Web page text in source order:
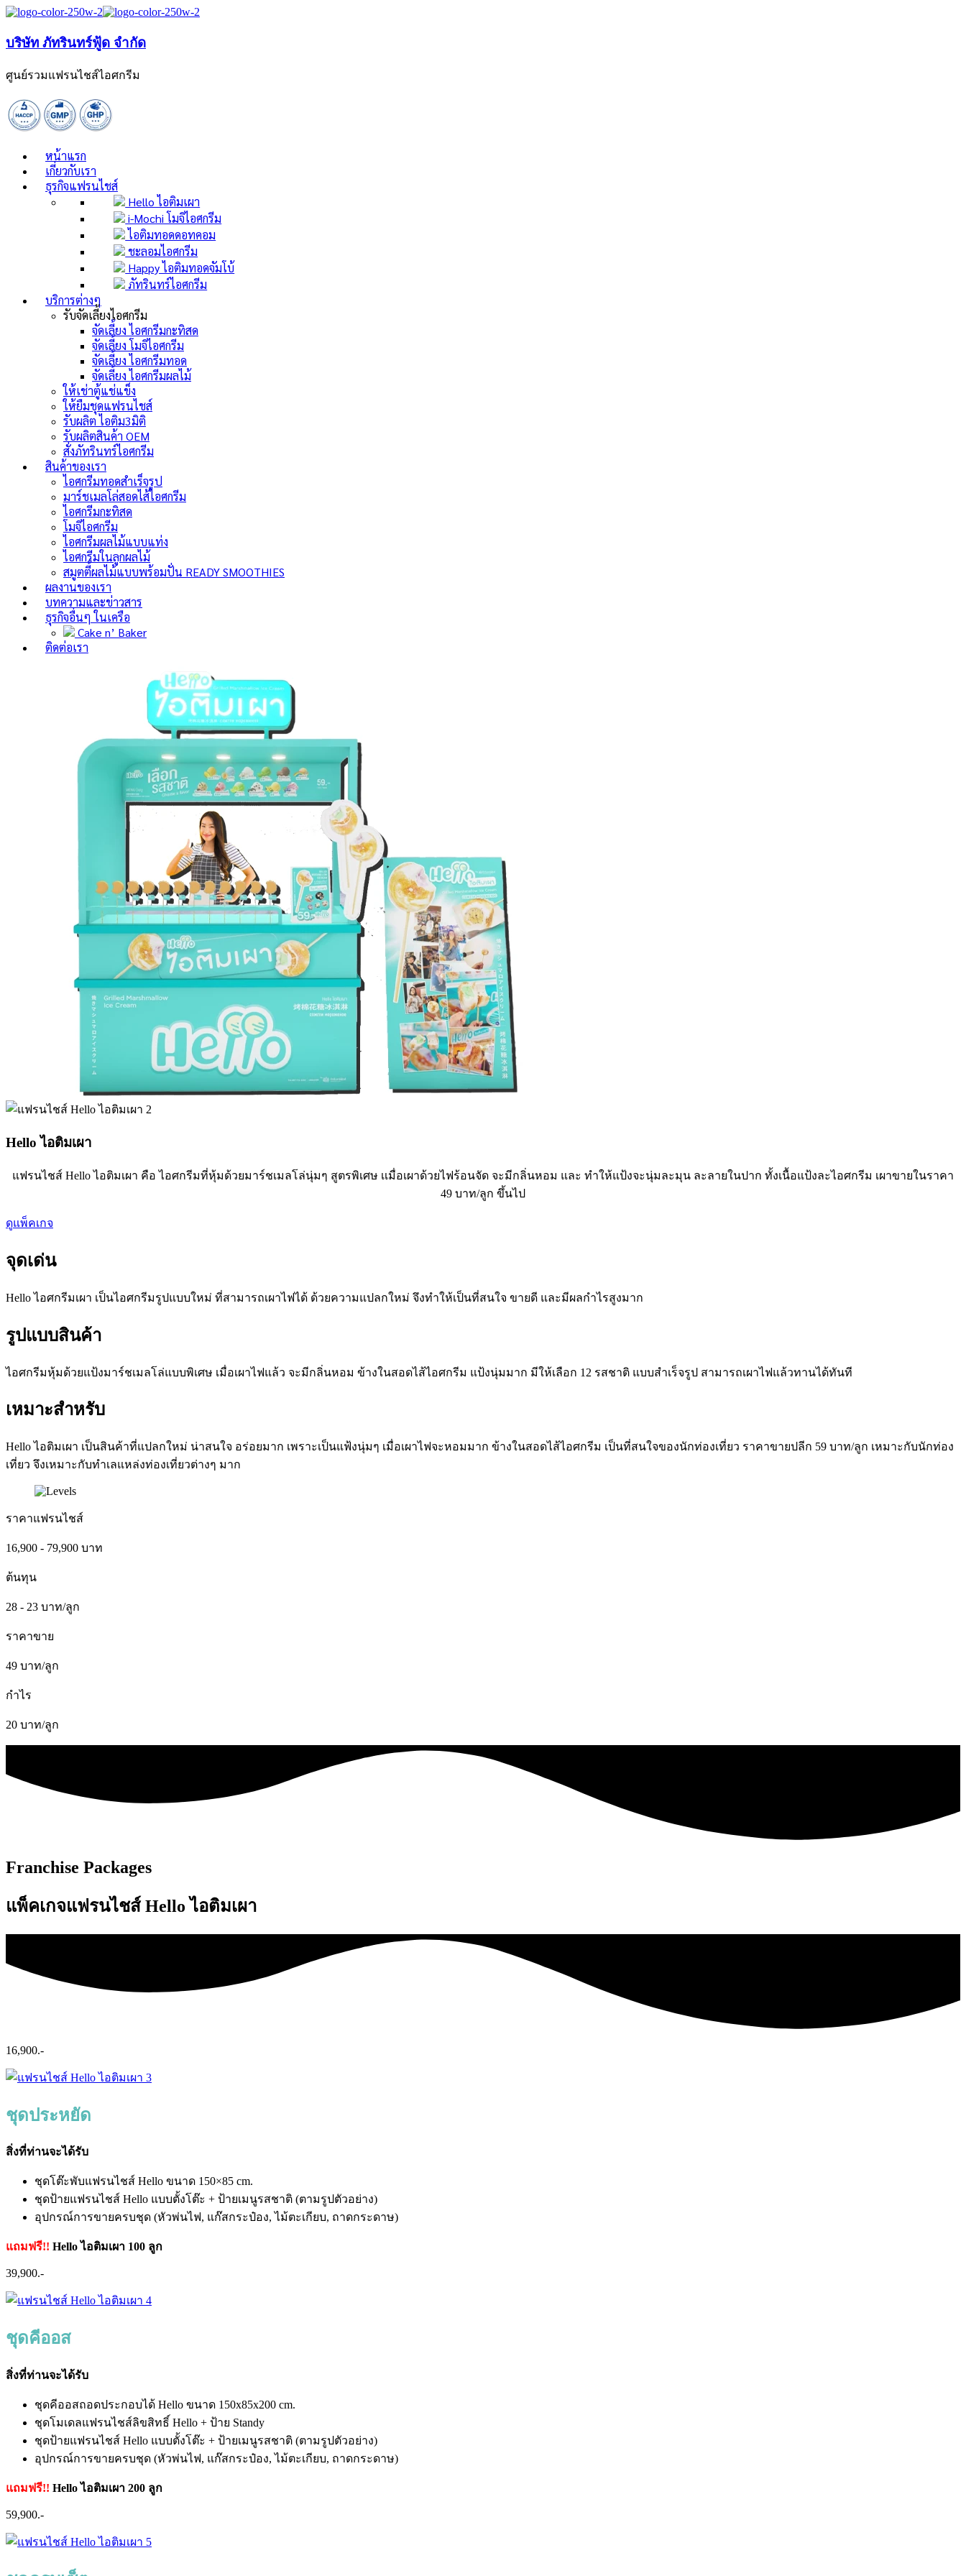
บริษัท ภัทรินทร์ฟู้ด จำกัด
ศูนย์รวมแฟรนไชส์ไอศกรีม
หน้าแรก
เกี่ยวกับเรา
ธุรกิจแฟรนไชส์
Hello ไอติมเผา
i-Mochi โมจิไอศกรีม
ไอติมทอดดอทคอม
ชะลอมไอศกรีม
Happy ไอติมทอดจัมโบ้
ภัทรินทร์ไอศกรีม
บริการต่างๆ
รับจัดเลี้ยงไอศกรีม
จัดเลี้ยง ไอศกรีมกะทิสด
จัดเลี้ยง โมจิไอศกรีม
จัดเลี้ยง ไอศกรีมทอด
จัดเลี้ยง ไอศกรีมผลไม้
ให้เช่าตู้แช่แข็ง
ให้ยืมชุดแฟรนไชส์
รับผลิต ไอติม3มิติ
รับผลิตสินค้า OEM
สั่งภัทรินทร์ไอศกรีม
สินค้าของเรา
ไอศกรีมทอดสำเร็จรูป
มาร์ชเมลโล่สอดไส้ไอศกรีม
ไอศกรีมกะทิสด
โมจิไอศกรีม
ไอศกรีมผลไม้แบบแท่ง
ไอศกรีมในลูกผลไม้
สมูตตี้ผลไม้แบบพร้อมปั่น READY SMOOTHIES
ผลงานของเรา
บทความและข่าวสาร
ธุรกิจอื่นๆ ในเครือ
Cake n’ Baker
ติดต่อเรา
Hello ไอติมเผา
แฟรนไชส์ Hello ไอติมเผา คือ ไอศกรีมที่หุ้มด้วยมาร์ชเมลโล่นุ่มๆ สูตรพิเศษ เเมื่อเผาด้วยไฟร้อนจัด จะมีกลิ่นหอม และ ทำให้แป้งจะนุ่มละมุน ละลายในปาก ทั้งเนื้อแป้งละไอศกรีม เผาขายในราคา
49 บาท/ลูก ขึ้นไป
ดูแพ็คเกจ
จุดเด่น
Hello ไอศกรีมเผา เป็นไอศกรีมรูปแบบใหม่ ที่สามารถเผาไฟได้ ด้วยความแปลกใหม่ จึงทำให้เป็นที่สนใจ ขายดี และมีผลกำไรสูงมาก
รูปแบบสินค้า
ไอศกรีมหุ้มด้วยแป้งมาร์ชเมลโล่แบบพิเศษ เมื่อเผาไฟแล้ว จะมีกลิ่นหอม ข้างในสอดไส้ไอศกรีม แป้งนุ่มมาก มีให้เลือก 12 รสชาติ แบบสำเร็จรูป สามารถเผาไฟแล้วทานได้ทันที
เหมาะสำหรับ
Hello ไอติมเผา เป็นสินค้าที่แปลกใหม่ น่าสนใจ อร่อยมาก เพราะเป็นแฟ้งนุ่มๆ เมื่อเผาไฟจะหอมมาก ข้างในสอดไส้ไอศกรีม เป็นที่สนใจของนักท่องเที่ยว ราคาขายปลีก 59 บาท/ลูก เหมาะกับนักท่อง
เที่ยว จึงเหมาะกับทำเลแหล่งท่องเที่ยวต่างๆ มาก
ราคาแฟรนไชส์
16,900 - 79,900 บาท
ต้นทุน
28 - 23 บาท/ลูก
ราคาขาย
49 บาท/ลูก
กำไร
20 บาท/ลูก
Franchise Packages
แพ็คเกจแฟรนไชส์ Hello ไอติมเผา
16,900.-
ชุดประหยัด
สิ่งที่ท่านจะได้รับ
ชุดโต๊ะพับแฟรนไชส์ Hello ขนาด 150×85 cm.
ชุดป้ายแฟรนไชส์ Hello แบบตั้งโต๊ะ + ป้ายเมนูรสชาติ (ตามรูปตัวอย่าง)
อุปกรณ์การขายครบชุด (หัวพ่นไฟ, แก๊สกระป๋อง, ไม้ตะเกียบ, ถาดกระดาษ)
แถมฟรี!! Hello ไอติมเผา 100 ลูก
39,900.-
ชุดคีออส
สิ่งที่ท่านจะได้รับ
ชุดคีออสถอดประกอบได้ Hello ขนาด 150x85x200 cm.
ชุดโมเดลแฟรนไชส์ลิขสิทธิ์ Hello + ป้าย Standy
ชุดป้ายแฟรนไชส์ Hello แบบตั้งโต๊ะ + ป้ายเมนูรสชาติ (ตามรูปตัวอย่าง)
อุปกรณ์การขายครบชุด (หัวพ่นไฟ, แก๊สกระป๋อง, ไม้ตะเกียบ, ถาดกระดาษ)
แถมฟรี!! Hello ไอติมเผา 200 ลูก
59,900.-